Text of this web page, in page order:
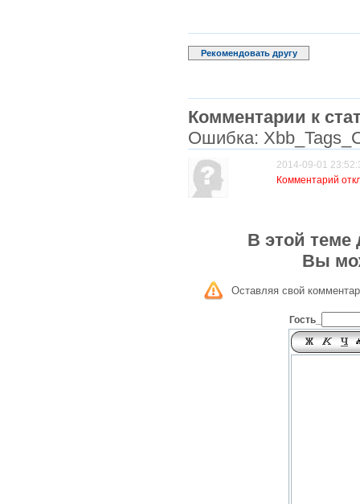
Рекомендовать другу
Комментарии к
Ошибка:
2014-09-01
Комментарий
В этой теме
Вы
Оставляя свой
Гость_